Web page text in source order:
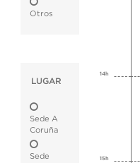
Otros
LUGAR
Sede A
Coruña
Sede
14h
15h